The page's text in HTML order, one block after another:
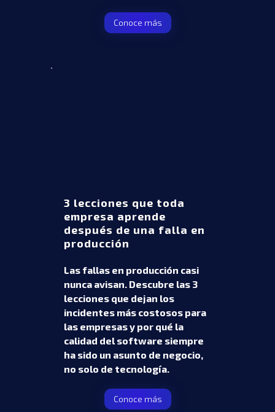
Conoce más
3 lecciones que toda
empresa aprende
después de una falla en
producción
Las fallas en producción casi
nunca avisan. Descubre las 3
lecciones que dejan los
incidentes más costosos para
las empresas y por qué la
calidad del software siempre
ha sido un asunto de negocio,
no solo de tecnología.
Conoce más